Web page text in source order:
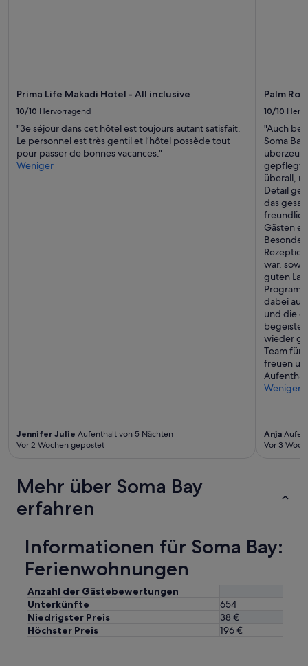
Prima Life Makadi Hotel - All inclusive
10/10 Hervorragend
"3e séjour dans cet hôtel est toujours autant satisfait.
Le personnel est très gentil et l’hôtel possède tout
pour passer de bonnes vacances."
Weniger
Jennifer Julie Aufenthalt von 5 Nächten
Vor 2 Wochen gepostet
Palm
10/10
"Auch bei
Soma
gepflegt
überall,
Detail
das
Gästen
war,
guten
dabei
und die
wieder
Team für
freuen
Weniger
Anja
Vor 3
Mehr über Soma Bay
erfahren
Informationen für Soma Bay:
Ferienwohnungen
Anzahl der Gästebewertungen
Unterkünfte
654
Niedrigster Preis
38 €
Höchster Preis
196 €